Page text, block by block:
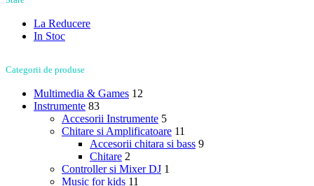
La Reducere
In Stoc
Categorii de produse
Multimedia & Games 12
Instrumente 83
Accesorii Instrumente 5
Chitare si Amplificatoare 11
Accesorii chitara si bass 9
Chitare 2
Controller si Mixer DJ 1
Music for kids 11